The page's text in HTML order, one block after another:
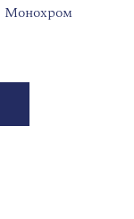
Монохром